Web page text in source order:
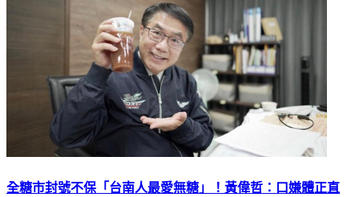
全糖市封號不保「台南人最愛無糖」！黃偉哲：口嫌體正直